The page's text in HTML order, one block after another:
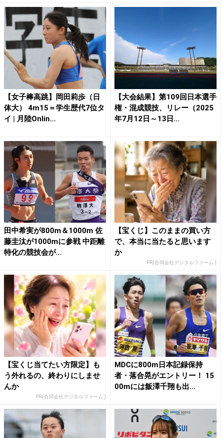
【女子棒高跳】岡田莉歩（日
体大） 4m15＝学生歴代7位タ
イ | 月陸Onlin...
【大会結果】第109回日本選手
権・混成競技、リレー（2025
年7月12日～13日...
田中希実が800m＆1000m 佐
藤圭汰が1000mに参戦 中距離
特化の競技会が...
【宝くじ】このままの買い方
で、本当に当たると思います
か
PR(合同会社デジタルファーム )
【宝くじ当てたい方限定】も
う外れるの、終わりにしませ
んか
PR(合同会社デジタルファーム )
MDCに800m日本記録保持
者・落合晃がエントリー！ 15
00mには飯澤千翔も出...